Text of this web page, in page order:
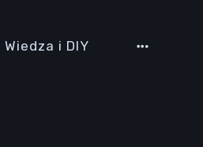
Wiedza i DIY